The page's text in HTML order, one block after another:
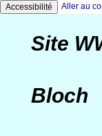
Accessibilité Aller au
Site
Bloch